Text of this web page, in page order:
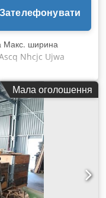
Зателефонувати
Макс. ширина
Nhcjc Ujwa
Мала оголошення